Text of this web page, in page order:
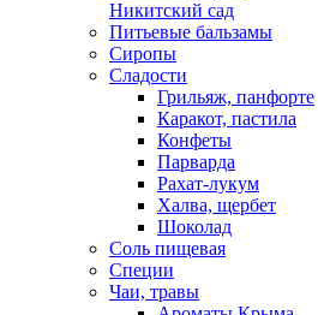
Никитский сад
Питьевые бальзамы
Сиропы
Сладости
Грильяж, панфорте
Каракот, пастила
Конфеты
Парварда
Рахат-лукум
Халва, щербет
Шоколад
Соль пищевая
Специи
Чаи, травы